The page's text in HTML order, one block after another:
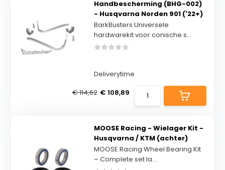
Handbescherming (BHG-002)
- Husqvarna Norden 901 ('22+)
BarkBusters Universele
hardwarekit voor conische s...
Deliverytime
€ 114,62 € 108,89
MOOSE Racing - Wielager Kit -
Husqvarna / KTM (achter)
MOOSE Racing Wheel Bearing Kit
– Complete set la...